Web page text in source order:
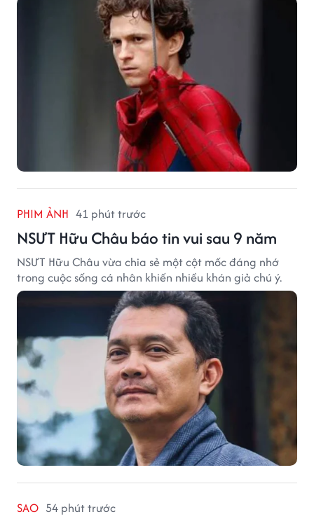
vé của bộ phim cũng giúp nhiều ngôi sao sở hữu khoản
thu nhập đáng mơ ước.
PHIM ẢNH 41 phút trước
NSƯT Hữu Châu báo tin vui sau 9 năm
NSƯT Hữu Châu vừa chia sẻ một cột mốc đáng nhớ
trong cuộc sống cá nhân khiến nhiều khán giả chú ý.
SAO 54 phút trước